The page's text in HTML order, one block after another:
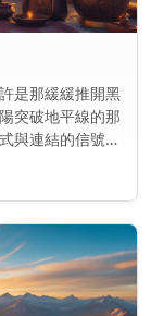
是那緩緩推開黑
突破地平線的那
與連結的信號。
聖時刻，用於